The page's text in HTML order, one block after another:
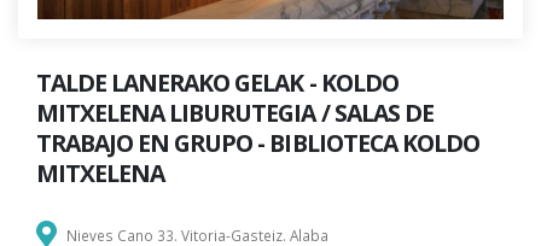
TALDE LANERAKO GELAK - KOLDO
MITXELENA LIBURUTEGIA / SALAS DE
TRABAJO EN GRUPO - BIBLIOTECA KOLDO
MITXELENA
Nieves Cano 33. Vitoria-Gasteiz. Alaba